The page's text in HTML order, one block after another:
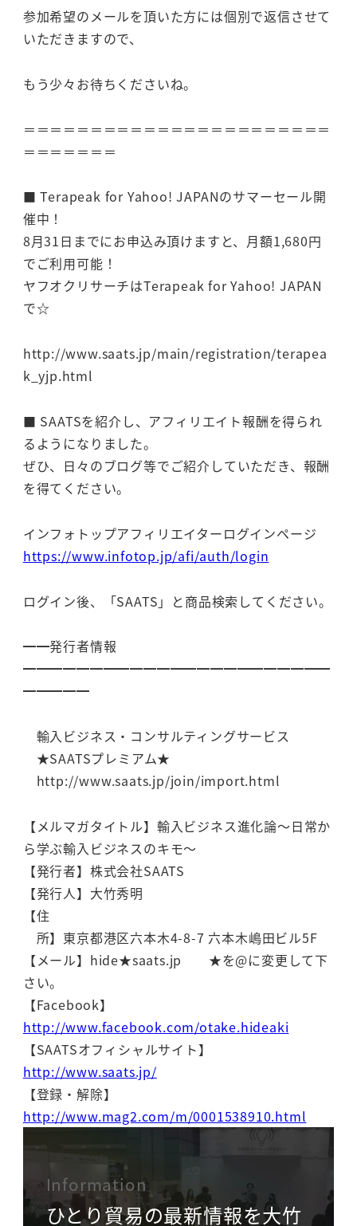
参加希望のメールを頂いた方には個別で返信させて
いただきますので、
もう少々お待ちくださいね。
＝＝＝＝＝＝＝＝＝＝＝＝＝＝＝＝＝＝＝＝＝＝＝
＝＝＝＝＝＝＝
■ Terapeak for Yahoo! JAPANのサマーセール開
催中！
8月31日までにお申込み頂けますと、月額1,680円
でご利用可能！
ヤフオクリサーチはTerapeak for Yahoo! JAPAN
で☆
http://www.saats.jp/main/registration/terapea
k_yjp.html
■ SAATSを紹介し、アフィリエイト報酬を得られ
るようになりました。
ぜひ、日々のブログ等でご紹介していただき、報酬
を得てください。
インフォトップアフィリエイターログインページ
https://www.infotop.jp/afi/auth/login
ログイン後、「SAATS」と商品検索してください。
━━発行者情報
━━━━━━━━━━━━━━━━━━━━━━━
━━━━━
輸入ビジネス・コンサルティングサービス
★SAATSプレミアム★
http://www.saats.jp/join/import.html
【メルマガタイトル】輸入ビジネス進化論～日常か
ら学ぶ輸入ビジネスのキモ～
【発行者】株式会社SAATS
【発行人】大竹秀明
【住
所】東京都港区六本木4-8-7 六本木嶋田ビル5F
【メール】hide★saats.jp ★を@に変更して下
さい。
【Facebook】
http://www.facebook.com/otake.hideaki
【SAATSオフィシャルサイト】
http://www.saats.jp/
【登録・解除】
http://www.mag2.com/m/0001538910.html
Information
ひとり貿易の最新情報を大竹